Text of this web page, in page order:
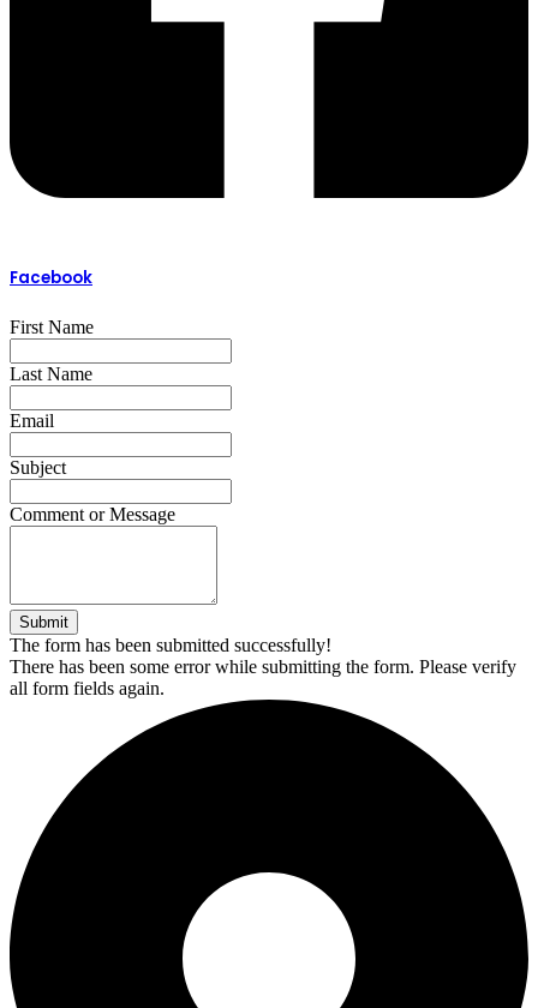
Facebook​
First Name
Last Name
Email
Subject
Comment or Message
Submit
The form has been submitted successfully!
There has been some error while submitting the form. Please verify
all form fields again.